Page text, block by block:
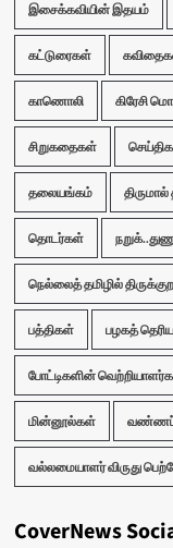
இசைக்கவியின் இதயம்
கட்டுரைகள்
காணொலி கிரேசி
சிறுகதைகள்
தலையங்கம் திருமால்
தொடர்கள்
நெல்லைத் தமிழில்
பத்திகள் பழகத்
போட்டிகளின்
மின்னூல்கள் வண்ணப்
வல்லமையாளர் விருது
CoverNews